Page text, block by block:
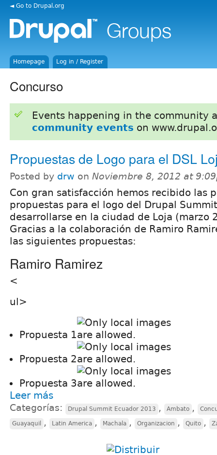
◄ Go to Drupal.org
Homepage Log in / Register
Concurso
Events happening in the community
community events on
Propuestas de Logo para el DSL
Posted by drw on Noviembre 8, 2012 at
Con gran satisfacción hemos recibido las
propuestas para el logo del Drupal
desarrollarse en la ciudad de Loja (marzo
Gracias a la colaboración de Ramiro
las siguientes propuestas:
Ramiro Ramirez
<
ul>
Propuesta 1
Propuesta 2
Propuesta 3
Leer más
Categorías: Drupal Summit Ecuador 2013 , Ambato ,
Guayaquil , Latin America , Machala , Organizacion , Quito ,